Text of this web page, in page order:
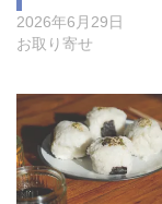
2026年6月29日
お取り寄せ